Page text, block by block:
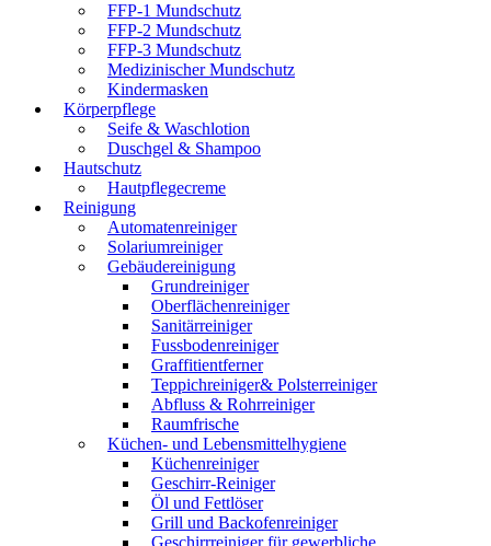
FFP-1 Mundschutz
FFP-2 Mundschutz
FFP-3 Mundschutz
Medizinischer Mundschutz
Kindermasken
Körperpflege
Seife & Waschlotion
Duschgel & Shampoo
Hautschutz
Hautpflegecreme
Reinigung
Automatenreiniger
Solariumreiniger
Gebäudereinigung
Grundreiniger
Oberflächenreiniger
Sanitärreiniger
Fussbodenreiniger
Graffitientferner
Teppichreiniger& Polsterreiniger
Abfluss & Rohrreiniger
Raumfrische
Küchen- und Lebensmittelhygiene
Küchenreiniger
Geschirr-Reiniger
Öl und Fettlöser
Grill und Backofenreiniger
Geschirrreiniger für gewerbliche